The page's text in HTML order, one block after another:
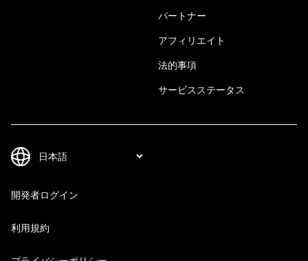
パートナー
アフィリエイト
法的事項
サービスステータス
開発者ログイン
利用規約